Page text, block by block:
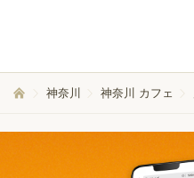
神奈川 神奈川 カフェ